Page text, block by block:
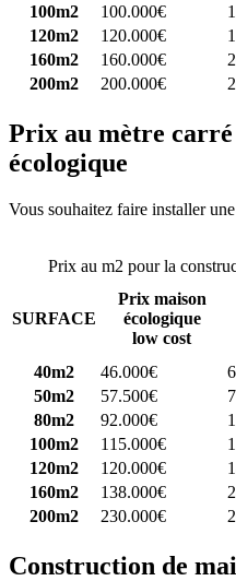
100m2
100.000€
120m2
120.000€
160m2
160.000€
200m2
200.000€
Prix au mètre
écologique
Vous souhaitez faire installer
Prix au m2 pour la
SURFACE
Prix maison
écologique
low cost
40m2
46.000€
50m2
57.500€
80m2
92.000€
100m2
115.000€
120m2
120.000€
160m2
138.000€
200m2
230.000€
Construction de